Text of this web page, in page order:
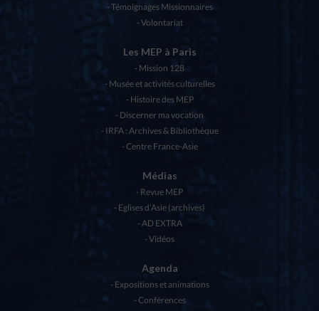
Témoignages Missionnaires
Volontariat
Les MEP à Paris
Mission 128
Musée et activités culturelles
Histoire des MEP
Discerner ma vocation
IRFA : Archives & Bibliothèque
Centre France-Asie
Médias
Revue MEP
Eglises d’Asie (archives)
AD EXTRA
Vidéos
Agenda
Expositions et animations
Conférences